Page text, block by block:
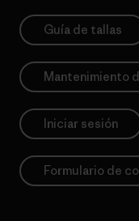
Guía de tallas
Mantenimiento
Iniciar sesión
Formulario de